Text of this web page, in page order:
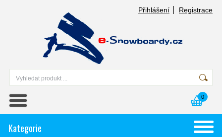
Přihlášení Registrace
0
Kategorie